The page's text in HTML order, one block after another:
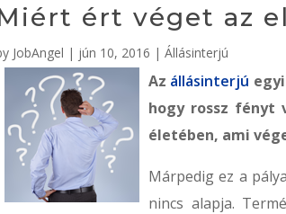
ért véget az
JobAngel | jún 10, 2016 |Állásinterjú
Az állásinterjú
hogy rossz fényt
életében, ami
Márpedig ez a
nincs alapja.